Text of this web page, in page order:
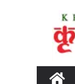
content